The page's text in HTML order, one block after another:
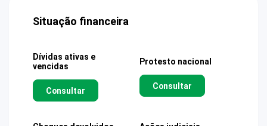
Situação financeira
Dívidas ativas e
vencidas
Consultar
Protesto nacional
Consultar